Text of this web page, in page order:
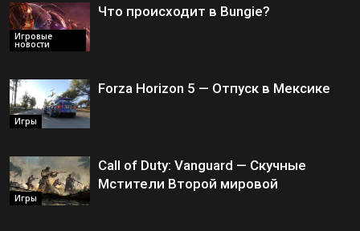
Игровые
новости
Что происходит в Bungie?
Игры
Forza Horizon 5 — Отпуск в Мексике
Игры
Call of Duty: Vanguard — Скучные
Мстители Второй мировой